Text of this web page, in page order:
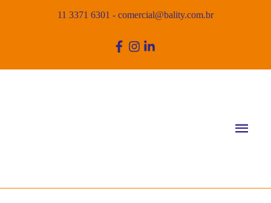
11 3371 6301 - comercial@bality.com.br